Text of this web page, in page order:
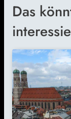
Das